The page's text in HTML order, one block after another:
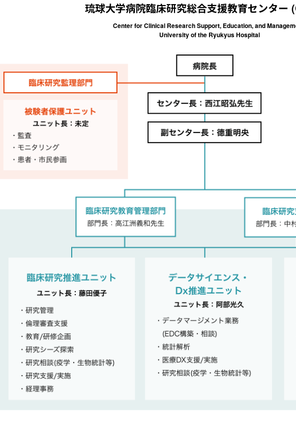
琉球大学病院臨床研究総合支援教育センター
Center for Clinical Research Support, Education, and
University of the Ryukyus Hospital